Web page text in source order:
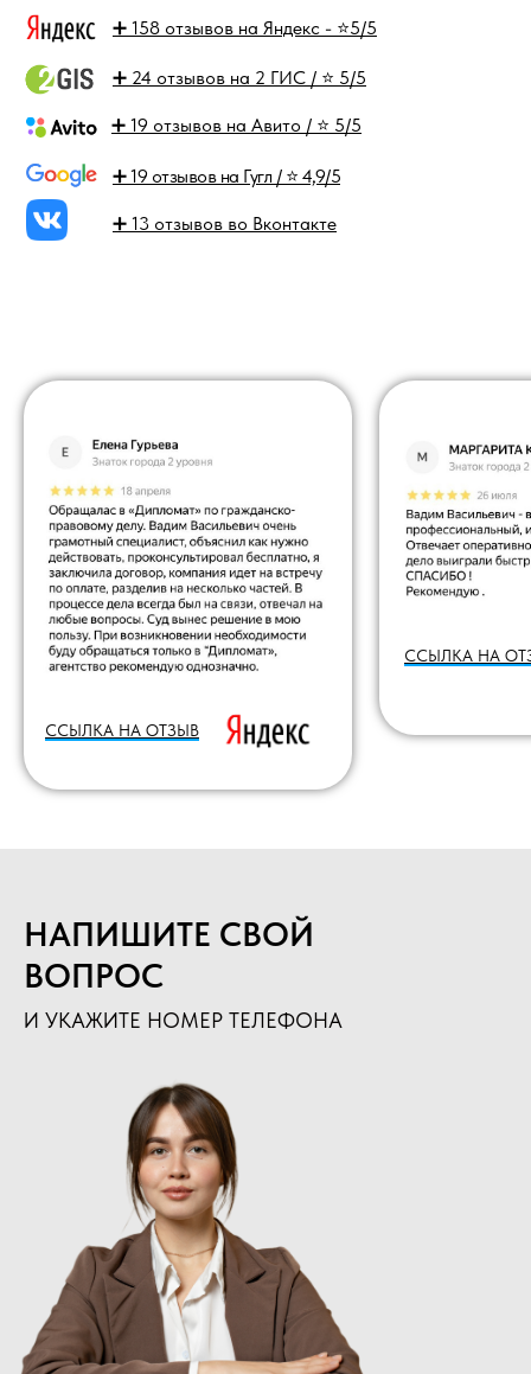
➕ 158 отзывов на Яндекс - ⭐5/5
➕ 24 отзывов на 2 ГИС / ⭐ 5/5
➕ 19 отзывов на Авито / ⭐ 5/5
➕ 19 отзывов на Гугл / ⭐ 4,9/5
➕ 13 отзывов во Вконтакте
ССЫЛКА НА ОТЗЫВ
ССЫЛКА НА
НАПИШИТЕ СВОЙ
ВОПРОС
И УКАЖИТЕ НОМЕР ТЕЛЕФОНА